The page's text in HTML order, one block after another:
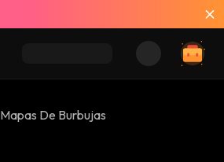
Mapas De Burbujas